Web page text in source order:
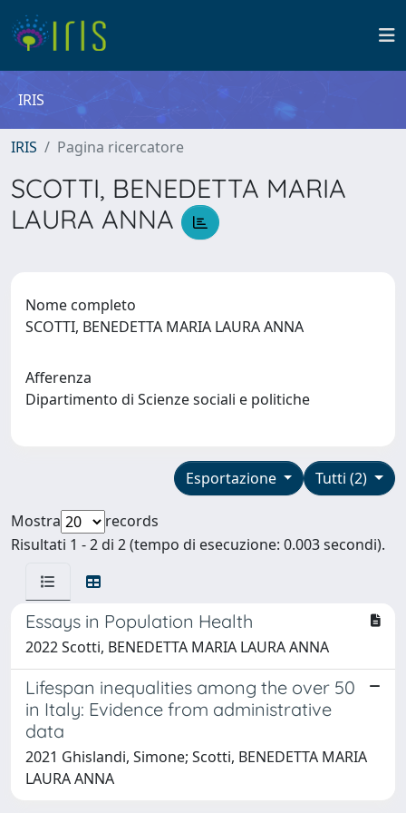
IRIS
IRIS Pagina ricercatore
SCOTTI, BENEDETTA MARIA
LAURA ANNA
Nome completo
SCOTTI, BENEDETTA MARIA LAURA ANNA
Afferenza
Dipartimento di Scienze sociali e politiche
Tutti (2)
Esportazione
Mostra
records
Risultati 1 - 2 di 2 (tempo di esecuzione: 0.003 secondi).
Essays in Population Health
2022 Scotti, BENEDETTA MARIA LAURA ANNA
Lifespan inequalities among the over 50
in Italy: Evidence from administrative
data
2021 Ghislandi, Simone; Scotti, BENEDETTA MARIA
LAURA ANNA